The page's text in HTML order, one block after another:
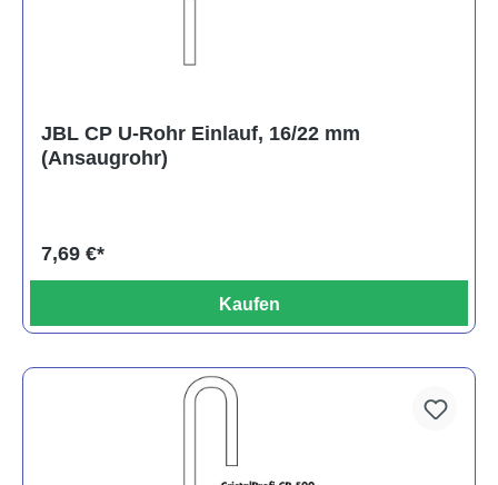
JBL CP U-Rohr Einlauf, 16/22 mm
(Ansaugrohr)
7,69 €*
Kaufen